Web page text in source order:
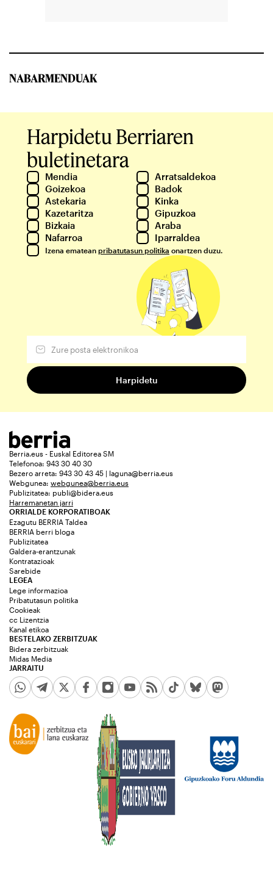
NABARMENDUAK
Harpidetu Berriaren
buletinetara
Mendia
Arratsaldekoa
Goizekoa
Badok
Astekaria
Kinka
Kazetaritza
Gipuzkoa
Bizkaia
Araba
Nafarroa
Iparraldea
Izena ematean pribatutasun politika onartzen duzu.
Berria.eus - Euskal Editorea SM
Telefonoa: 943 30 40 30
Bezero arreta: 943 30 43 45 | laguna@berria.eus
Webgunea: webgunea@berria.eus
Publizitatea: publi@bidera.eus
Harremanetan jarri
ORRIALDE KORPORATIBOAK
Ezagutu BERRIA Taldea
BERRIA berri bloga
Publizitatea
Galdera-erantzunak
Kontratazioak
Sarebide
JARRAITU
LEGEA
Lege informazioa
Pribatutasun politika
Cookieak
cc Lizentzia
Kanal etikoa
BESTELAKO ZERBITZUAK
Bidera zerbitzuak
Midas Media